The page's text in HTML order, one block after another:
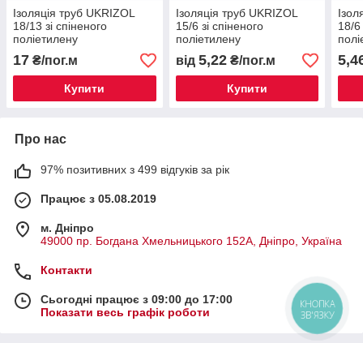
Ізоляція труб UKRIZOL
18/13 зі спіненого
поліетилену
17 ₴/пог.м
Купити
Ізоляція труб UKRIZOL
15/6 зі спіненого
поліетилену
від 5,22₴/пог.м
Купити
18/6
Про нас
97% позитивних з 499 відгуків за рік
Працює з 05.08.2019
м. Дніпро
49000 пр. Богдана Хмельницького 152А, Дніпро, Україна
Контакти
Сьогодні працює з 09:00 до 17:00
Показати весь графік роботи
КНОПКА
ЗВ'ЯЗКУ